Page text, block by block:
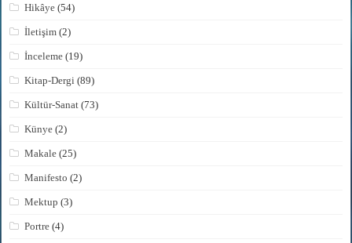
Hikâye (54)
İletişim (2)
İnceleme (19)
Kitap-Dergi (89)
Kültür-Sanat (73)
Künye (2)
Makale (25)
Manifesto (2)
Mektup (3)
Portre (4)